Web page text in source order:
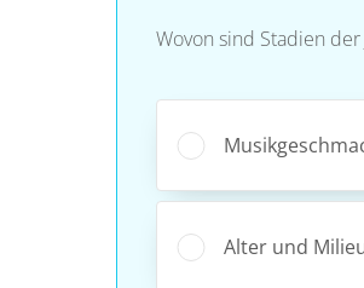
Wovon sind Stadien
Alter und